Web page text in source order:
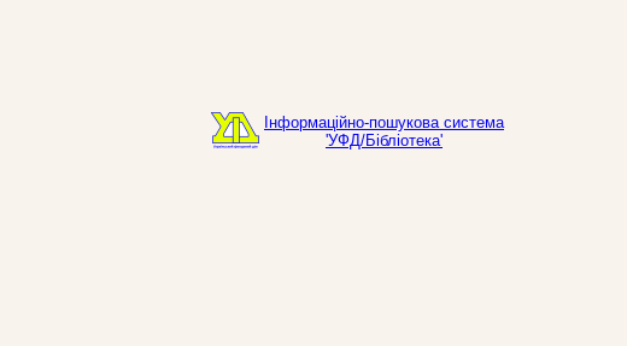
Інформаційно-пошукова система
'УФД/Бібліотека'